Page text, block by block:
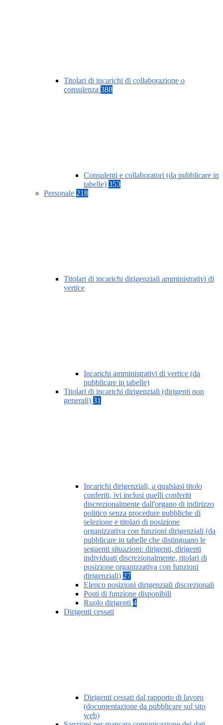
Titolari di incarichi di collaborazione o
consulenza 388
Consulenti e collaboratori (da pubblicare in
tabelle) 353
Personale 218
Titolari di incarichi dirigenziali amministrativi di
vertice
Incarichi amministrativi di vertice (da
pubblicare in tabelle)
Titolari di incarichi dirigenziali (dirigenti non
generali) 31
Incarichi dirigenziali, a qualsiasi titolo
conferiti, ivi inclusi quelli conferiti
discrezionalmente dall'organo di indirizzo
politico senza procedure pubbliche di
selezione e titolari di posizione
organizzativa con funzioni dirigenziali (da
pubblicare in tabelle che distinguano le
seguenti situazioni: dirigenti, dirigenti
individuati discrezionalmente, titolari di
posizione organizzativa con funzioni
dirigenziali) 27
Elenco posizioni dirigenziali discrezionali
Posti di funzione disponibili
Ruolo dirigenti 4
Dirigenti cessati
Dirigenti cessati dal rapporto di lavoro
(documentazione da pubblicare sul sito
web)